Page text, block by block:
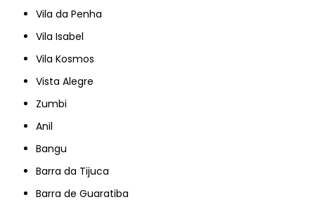
Vila da Penha
Vila Isabel
Vila Kosmos
Vista Alegre
Zumbi
Anil
Bangu
Barra da Tijuca
Barra de Guaratiba